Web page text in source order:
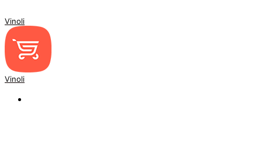
Vinoli
Vinoli